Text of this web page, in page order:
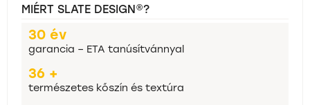
MIÉRT SLATE DESIGN®?
30 év
garancia – ETA tanúsítvánnyal
36 +
természetes kőszín és textúra